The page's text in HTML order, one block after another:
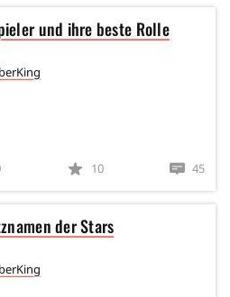
und ihre beste Rolle
10 45
der Stars